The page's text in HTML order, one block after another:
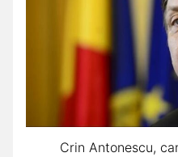
Crin Antonescu,